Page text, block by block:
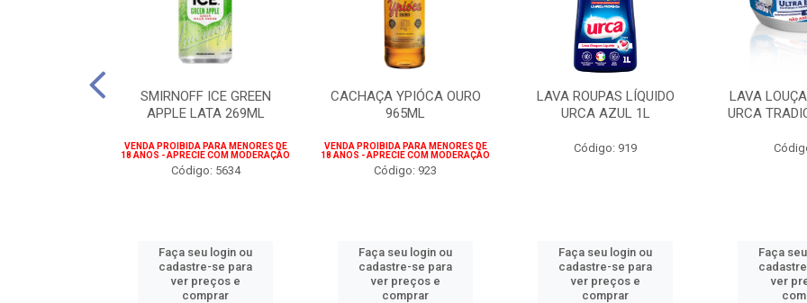
SMIRNOFF ICE GREEN
APPLE LATA 269ML
VENDA PROIBIDA PARA MENORES DE
18 ANOS - APRECIE COM MODERAÇÃO
Código: 5634
Faça seu login ou
cadastre-se para
ver preços e
comprar
CACHAÇA YPIÓCA OURO
965ML
VENDA PROIBIDA PARA MENORES DE
18 ANOS - APRECIE COM MODERAÇÃO
Código: 923
Faça seu login ou
cadastre-se para
ver preços e
comprar
LAVA ROUPAS LÍQUIDO
URCA AZUL 1L
Código: 919
Faça seu login ou
cadastre-se para
ver preços e
comprar
LAVA
URCA
Faça
ver